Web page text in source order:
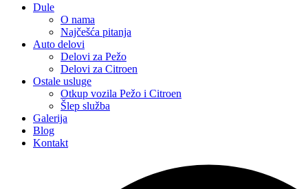
Dule
O nama
Najčešća pitanja
Auto delovi
Delovi za Pežo
Delovi za Citroen
Ostale usluge
Otkup vozila Pežo i Citroen
Šlep služba
Galerija
Blog
Kontakt